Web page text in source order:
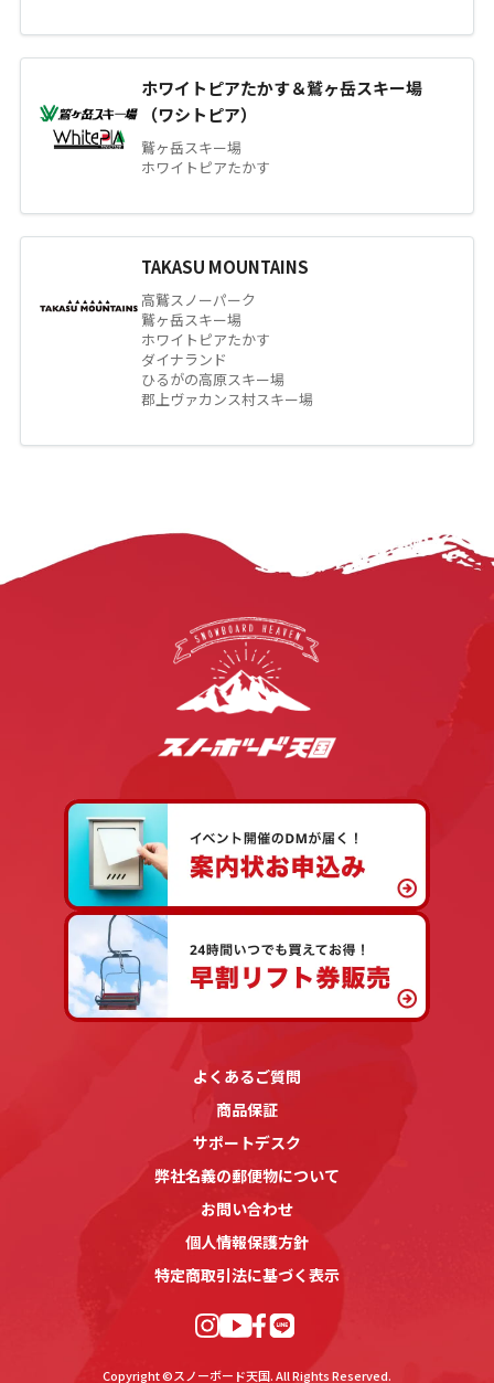
ホワイトピアたかす＆鷲ヶ岳スキー場
（ワシトピア）
鷲ヶ岳スキー場
ホワイトピアたかす
TAKASU MOUNTAINS
高鷲スノーパーク
鷲ヶ岳スキー場
ホワイトピアたかす
ダイナランド
ひるがの高原スキー場
郡上ヴァカンス村スキー場
よくあるご質問
商品保証
サポートデスク
弊社名義の郵便物について
お問い合わせ
個人情報保護方針
特定商取引法に基づく表示
Copyright ©スノーボード天国. All Rights Reserved.